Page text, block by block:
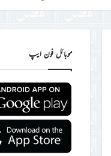
موبائل فون ایپ